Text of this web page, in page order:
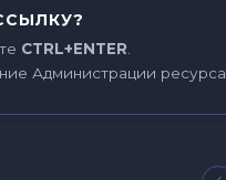
CTRL+ENTER
Администрации ресурса.